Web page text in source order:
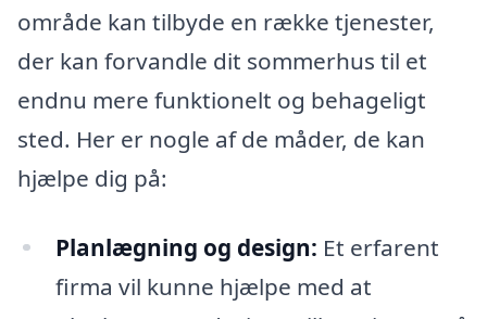
område kan tilbyde en række tjenester,
der kan forvandle dit sommerhus til et
endnu mere funktionelt og behageligt
sted. Her er nogle af de måder, de kan
hjælpe dig på:
Planlægning og design: Et erfarent
firma vil kunne hjælpe med at